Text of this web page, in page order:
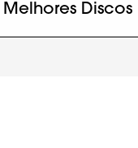
Melhores Discos